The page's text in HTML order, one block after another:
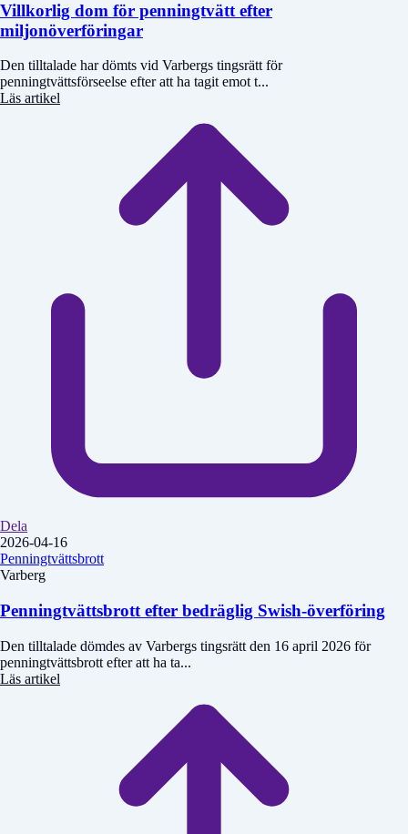
Villkorlig dom för penningtvätt efter
miljonöverföringar
Den tilltalade har dömts vid Varbergs tingsrätt för
penningtvättsförseelse efter att ha tagit emot t...
Läs artikel
Dela
2026-04-16
Penningtvättsbrott
Varberg
Penningtvättsbrott efter bedräglig Swish-överföring
Den tilltalade dömdes av Varbergs tingsrätt den 16 april 2026 för
penningtvättsbrott efter att ha ta...
Läs artikel